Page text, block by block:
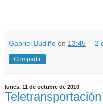
Gabriel Budiño en 13:45 2
Compartir
lunes, 11 de octubre de 2010